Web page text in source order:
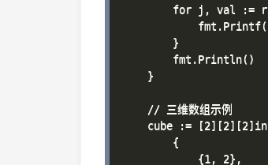
for j, val :=
        }
        fmt.Println()
    }
    // 三维数组示例
cube :=
        {
            {1, 2},